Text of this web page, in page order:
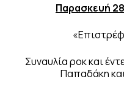
Παρασκευή
Συναυλία ροκ και
Παπαδάκη